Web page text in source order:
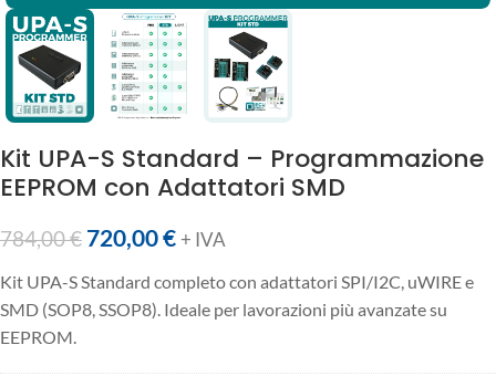
Kit UPA-S Standard – Programmazione
EEPROM con Adattatori SMD
784,00€ 720,00€ + IVA
Kit UPA-S Standard completo con adattatori SPI/I2C, uWIRE e
SMD (SOP8, SSOP8). Ideale per lavorazioni più avanzate su
EEPROM.